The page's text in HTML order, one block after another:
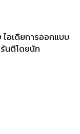
ไอเดียการออกแบบ
นตีโดยนัก